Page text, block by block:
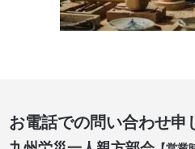
お電話での問い合わせ申